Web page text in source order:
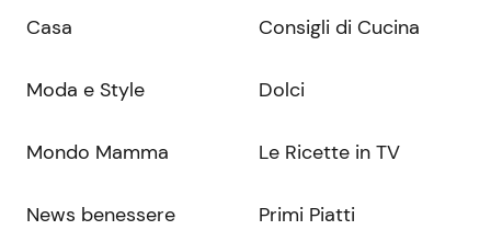
Casa
Moda e Style
Mondo Mamma
News benessere
Consigli di Cucina
Dolci
Le Ricette in TV
Primi Piatti